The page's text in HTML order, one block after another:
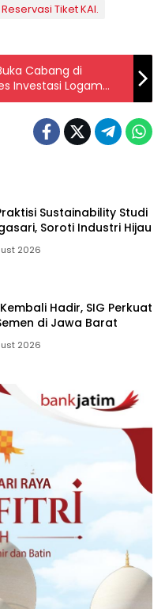
Reservasi Tiket KAI.
Cabang di
Investasi Logam
Sustainability Studi
Soroti Industri Hijau
2026
Hadir, SIG Perkuat
di Jawa Barat
2026